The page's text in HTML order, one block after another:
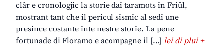
clâr e cronologjic la storie dai taramots in Friûl,
mostrant tant che il pericul sismic al sedi une
presince costante inte nestre storie. La pene
fortunade di Floramo e acompagne il […] lei di plui +